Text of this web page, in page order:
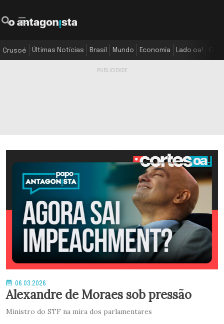
Crusoé Últimas Notícias Brasil Mundo Economia Lado oa!
06.03.2026
Alexandre de Moraes sob pressão
Ministro do STF na mira dos parlamentares